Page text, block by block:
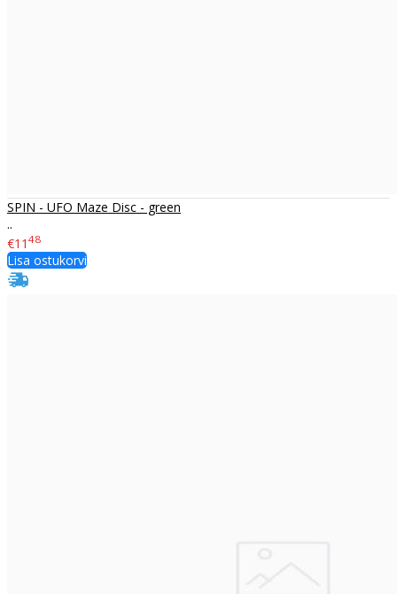
SPIN - UFO Maze Disc - green
..
€11 48
Lisa ostukorvi